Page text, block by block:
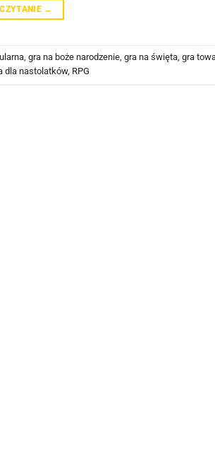
→
gra na boże narodzenie gra na święta gra
dla nastolatków, RPG